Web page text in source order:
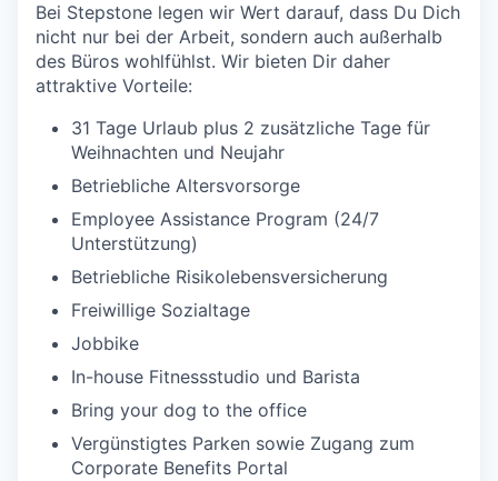
Bei Stepstone legen wir Wert darauf, dass Du Dich
nicht nur bei der Arbeit, sondern auch außerhalb
des Büros wohlfühlst. Wir bieten Dir daher
attraktive Vorteile:
31 Tage Urlaub plus 2 zusätzliche Tage für
Weihnachten und Neujahr
Betriebliche Altersvorsorge
Employee Assistance Program (24/7
Unterstützung)
Betriebliche Risikolebensversicherung
Freiwillige Sozialtage
Jobbike
In-house Fitnessstudio und Barista
Bring your dog to the office
Vergünstigtes Parken sowie Zugang zum
Corporate Benefits Portal